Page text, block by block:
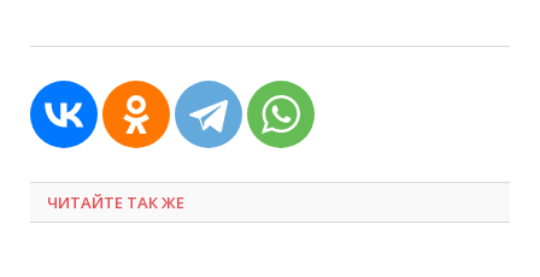
ЧИТАЙТЕ ТАК ЖЕ